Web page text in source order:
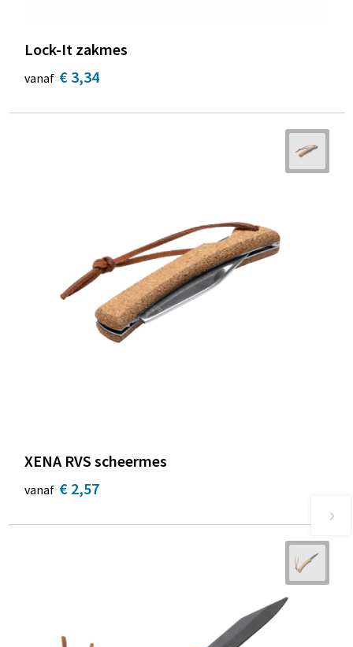
Lock-It zakmes
vanaf € 3,34
XENA RVS scheermes
vanaf € 2,57